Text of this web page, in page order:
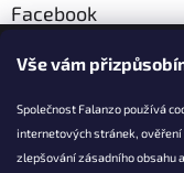
Vše vám
Společnost Falanzo používá
internetových stránek,
zlepšování zásadního obsahu
Facebook
KONTAKT